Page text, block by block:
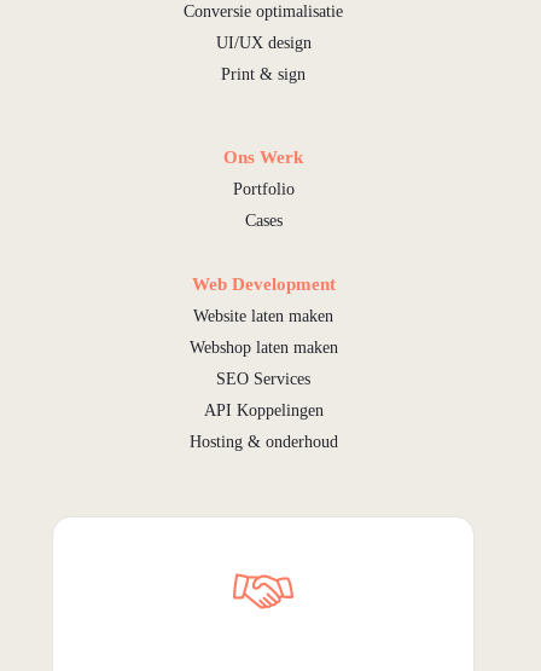
Conversie optimalisatie
UI/UX design
Print & sign
Ons Werk
Portfolio
Cases
Web Development
Website laten maken
Webshop laten maken
SEO Services
API Koppelingen
Hosting & onderhoud